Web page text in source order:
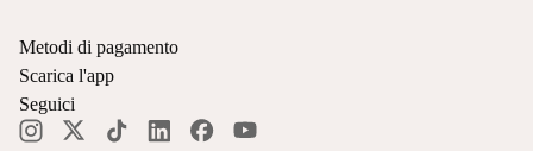
Metodi di pagamento
Scarica l'app
Seguici